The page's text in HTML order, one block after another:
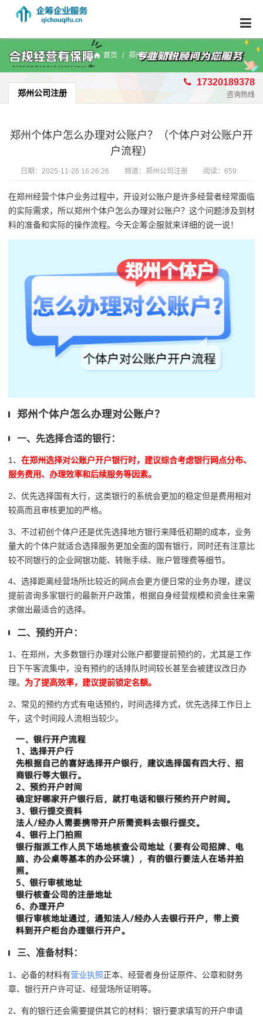
首页 / 郑州公司注册
郑州公司注册
17320189378
咨询热线
郑州个体户怎么办理对公账户？（个体户对公账户开
户流程）
日期： 2025-11-26 16:26:26 频道： 郑州公司注册 阅读：659
在郑州经营个体户业务过程中，开设对公账户是许多经营者经常面临
的实际需求，所以郑州个体户怎么办理对公账户？这个问题涉及到材
料的准备和实际的操作流程。今天企筹企服就来详细的说一说！
郑州个体户怎么办理对公账户？
一、先选择合适的银行：
1、 在郑州选择对公账户开户银行时，建议综合考虑银行网点分布、
服务费用、办理效率和后续服务等因素。
2、优先选择国有大行，这类银行的系统会更加的稳定但是费用相对
较高而且审核更加的严格。
3、不过初创个体户还是优先选择地方银行来降低初期的成本，业务
量大的个体户就适合选择服务更加全面的国有银行，同时还有注意比
较不同银行的企业网银功能、转账手续、账户管理费等细节。
4、选择距离经营场所比较近的网点会更方便日常的业务办理，建议
提前咨询多家银行的最新开户政策，根据自身经营规模和资金往来需
求做出最适合的选择。
二、预约开户：
1、在郑州，大多数银行办理对公账户都要提前预约的，尤其是工作
日下午客流集中，没有预约的话排队时间较长甚至会被建议改日办
理。 为了提高效率，建议提前锁定名额。
2、常见的预约方式有电话预约，时间选择方式，优先选择工作日上
午，这个时间段人流相当较少。
三、准备材料：
1、必备的材料有营业执照正本、经营者身份证原件、公章和财务
章、银行开户许可证、经营场所证明等。
2、有的银行还会需要提供其它的材料：银行要求填写的开户申请